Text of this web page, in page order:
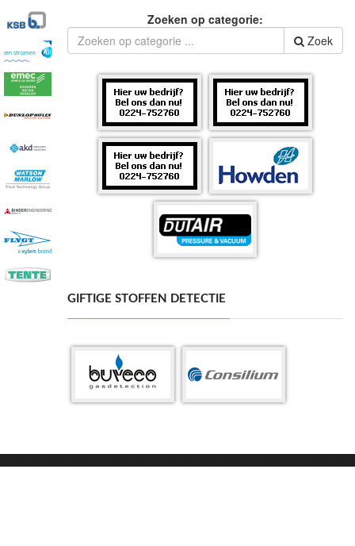
Zoeken op categorie:
Zoek
GIFTIGE STOFFEN DETECTIE